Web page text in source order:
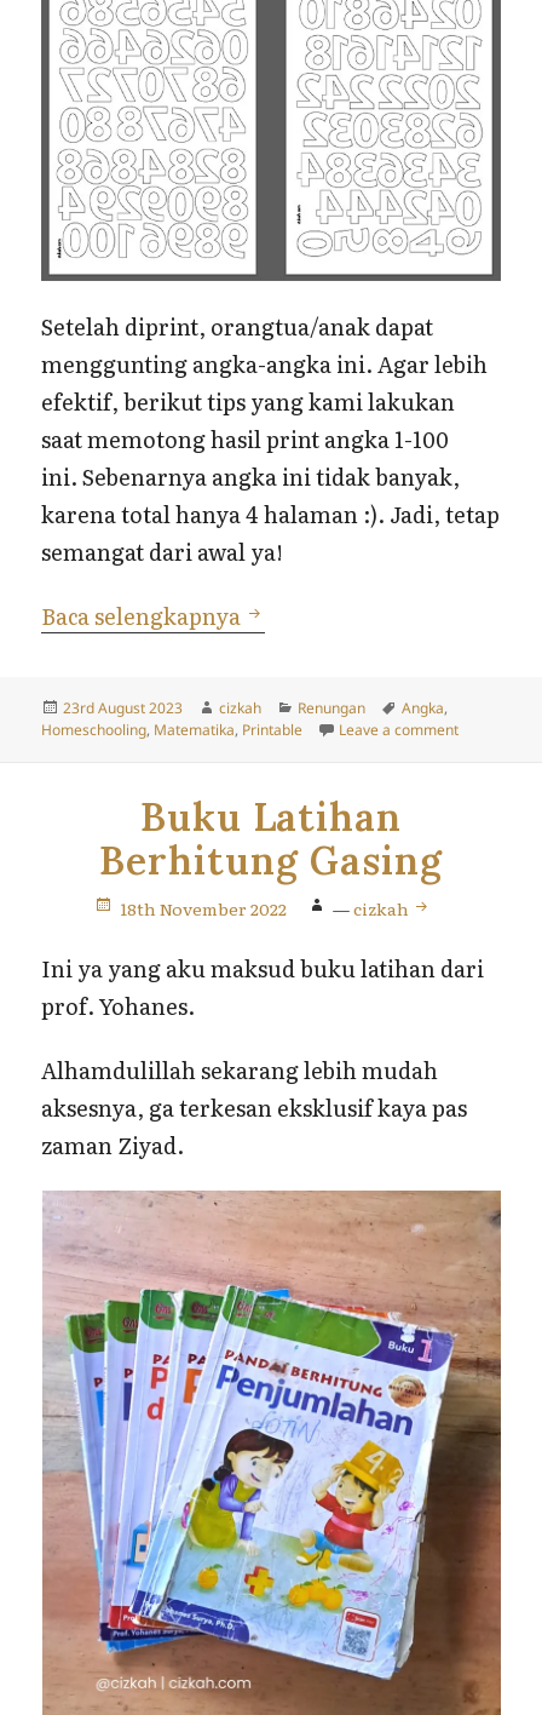
Setelah diprint, orangtua/anak dapat
menggunting angka-angka ini. Agar lebih
efektif, berikut tips yang kami lakukan
saat memotong hasil print angka 1-100
ini. Sebenarnya angka ini tidak banyak,
karena total hanya 4 halaman :). Jadi, tetap
semangat dari awal ya!
Baca selengkapnya Angka 1-100, Outlined
Posted
on
23rd August 2023 Author
cizkah Categories
Renungan Tags
Angka,
Homeschooling, Matematika, Printable Leave a commenton Angka
Buku Latihan
Berhitung Gasing
18th November 2022 —cizkah
Ini ya yang aku maksud buku latihan dari
prof. Yohanes.
Alhamdulillah sekarang lebih mudah
aksesnya, ga terkesan eksklusif kaya pas
zaman Ziyad.